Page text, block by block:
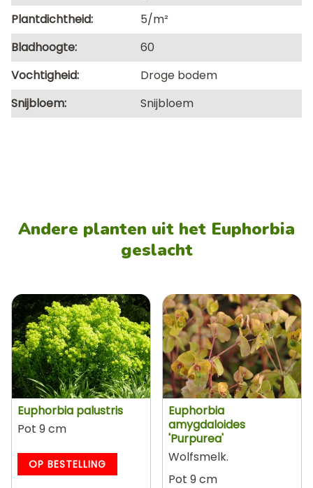
Plantdichtheid
5/m²
Bladhoogte
60
Vochtigheid
Droge bodem
Snijbloem
Snijbloem
Andere planten uit het Euphorbia
geslacht
Euphorbia palustris
Pot 9 cm
OP BESTELLING
Euphorbia
amygdaloides
'Purpurea'
Wolfsmelk.
Pot 9 cm